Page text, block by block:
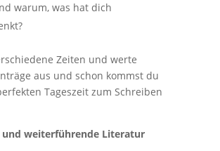
warum, was hat dich
Zeiten und werte
aus und schon kommst du
Tageszeit zum Schreiben
und weiterführende Literatur